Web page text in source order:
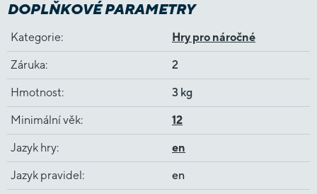
DOPLŇKOVÉ PARAMETRY
Kategorie: Hry pro náročné
Záruka: 2
Hmotnost: 3 kg
Minimální věk: 12
Jazyk hry: en
Jazyk pravidel: en